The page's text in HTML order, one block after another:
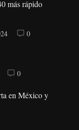
más rápido
0
0
en México y